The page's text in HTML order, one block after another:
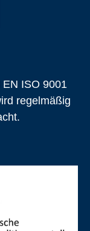
ISO 9001
regelmäßig